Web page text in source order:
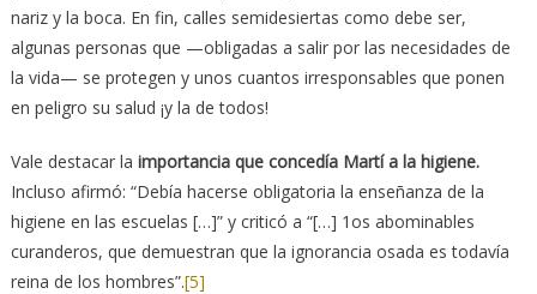
nariz y la boca. En fin, calles semidesiertas como debe ser,
algunas personas que —obligadas a salir por las necesidades de
la vida— se protegen y unos cuantos irresponsables que ponen
en peligro su salud ¡y la de todos!
Vale destacar la importancia que concedía Martí a la higiene.
Incluso afirmó: “Debía hacerse obligatoria la enseñanza de la
higiene en las escuelas […]” y criticó a “[…] 1os abominables
curanderos, que demuestran que la ignorancia osada es todavía
reina de los hombres”.[5]